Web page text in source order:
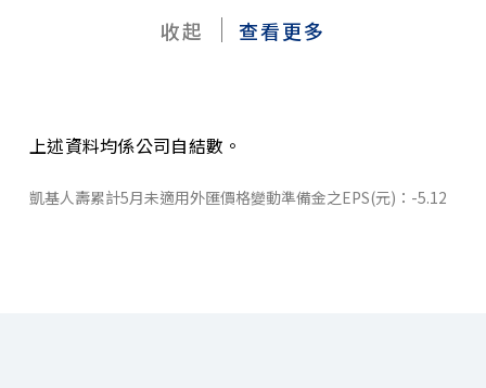
收起 查看更多
上述資料均係公司自結數。
凱基人壽累計5月未適用外匯價格變動準備金之EPS(元)：-5.12